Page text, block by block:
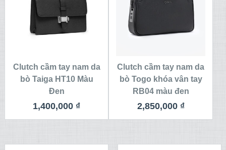
Clutch cầm tay nam da
bò Taiga HT10 Màu
Đen
1,400,000 ₫
Clutch cầm tay nam da
bò Togo khóa vân tay
RB04 màu đen
2,850,000 ₫